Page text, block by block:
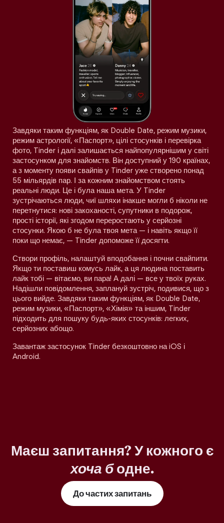
Завдяки таким функціям, як Double Date, режим музики,
режим астрології, «Паспорт», цілі стосунків і перевірка
фото, Tinder і далі залишається найпопулярнішим у світі
застосунком для знайомств. Він доступний у 190 країнах,
а з моменту появи свайпів у Tinder уже створено понад
55 мільярдів пар. І за кожним знайомством стоять
реальні люди. Це і була наша мета. У Tinder
зустрічаються люди, чиї шляхи інакше могли б ніколи не
перетнутися: нові закоханості, супутники в подорож,
прості історії, які згодом переростають у серйозні
стосунки. Якою б не була твоя мета — і навіть якщо її
поки що немає, — Tinder допоможе її досягти.
Створи профіль, налаштуй вподобання і почни свайпити.
Якщо ти поставиш комусь лайк, а ця людина поставить
лайк тобі — вітаємо, ви пара! А далі — все у твоїх руках.
Надішли повідомлення, заплануй зустріч, подивися, що з
цього вийде. Завдяки таким функціям, як Double Date,
режим музики, «Паспорт», «Хімія» та іншим, Tinder
підходить для пошуку будь-яких стосунків: легких,
серйозних абощо.
Завантаж застосунок Tinder безкоштовно на iOS і
Android.
Маєш запитання? У кожного є
хоча бодне.
До частих запитань